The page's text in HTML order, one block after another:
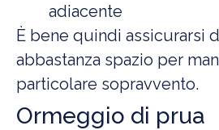
adiacente
È bene quindi assicurarsi
abbastanza spazio per
particolare sopravvento.
Ormeggio di prua